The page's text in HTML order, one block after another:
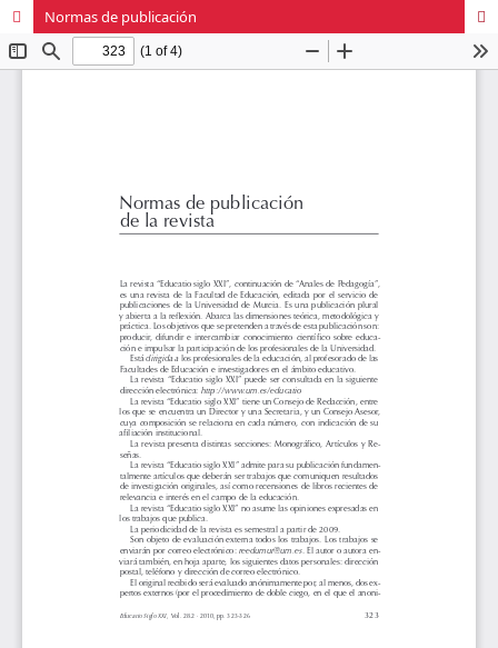
Normas de publicación